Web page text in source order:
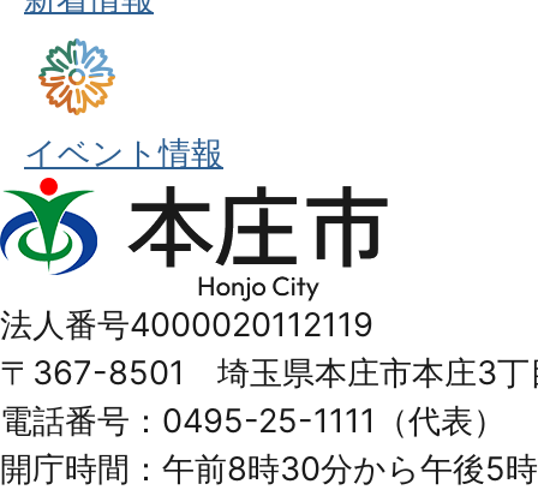
イベント情報
本
庄
Honjo
City
法人番号4000020112119
〒367-8501 埼玉県本庄市本庄3丁
電話番号：0495-25-1111（代表）
開庁時間：午前8時30分から午後5